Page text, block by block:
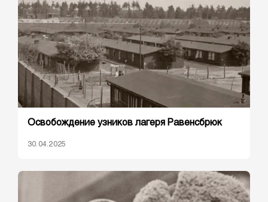
Освобождение узников лагеря Равенсбрюк
30.04.2025